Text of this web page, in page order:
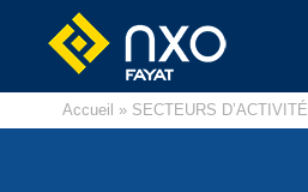
Accueil » SECTEURS D’ACTIVITÉ